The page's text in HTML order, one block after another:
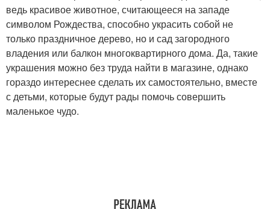
ведь красивое животное, считающееся на западе
символом Рождества, способно украсить собой не
только праздничное дерево, но и сад загородного
владения или балкон многоквартирного дома. Да, такие
украшения можно без труда найти в магазине, однако
гораздо интереснее сделать их самостоятельно, вместе
с детьми, которые будут рады помочь совершить
маленькое чудо.